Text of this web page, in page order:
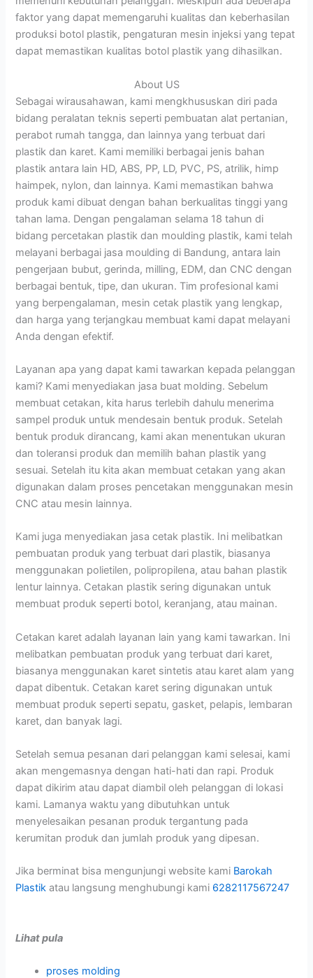
faktor yang dapat memengaruhi kualitas dan keberhasilan
produksi botol plastik, pengaturan mesin injeksi yang tepat
dapat memastikan kualitas botol plastik yang dihasilkan.
About US
Sebagai wirausahawan, kami mengkhususkan diri pada
bidang peralatan teknis seperti pembuatan alat pertanian,
perabot rumah tangga, dan lainnya yang terbuat dari
plastik dan karet. Kami memiliki berbagai jenis bahan
plastik antara lain HD, ABS, PP, LD, PVC, PS, atrilik, himp
haimpek, nylon, dan lainnya. Kami memastikan bahwa
produk kami dibuat dengan bahan berkualitas tinggi yang
tahan lama. Dengan pengalaman selama 18 tahun di
bidang percetakan plastik dan moulding plastik, kami telah
melayani berbagai jasa moulding di Bandung, antara lain
pengerjaan bubut, gerinda, milling, EDM, dan CNC dengan
berbagai bentuk, tipe, dan ukuran. Tim profesional kami
yang berpengalaman, mesin cetak plastik yang lengkap,
dan harga yang terjangkau membuat kami dapat melayani
Anda dengan efektif.
Layanan apa yang dapat kami tawarkan kepada pelanggan
kami? Kami menyediakan jasa buat molding. Sebelum
membuat cetakan, kita harus terlebih dahulu menerima
sampel produk untuk mendesain bentuk produk. Setelah
bentuk produk dirancang, kami akan menentukan ukuran
dan toleransi produk dan memilih bahan plastik yang
sesuai. Setelah itu kita akan membuat cetakan yang akan
digunakan dalam proses pencetakan menggunakan mesin
CNC atau mesin lainnya.
Kami juga menyediakan jasa cetak plastik. Ini melibatkan
pembuatan produk yang terbuat dari plastik, biasanya
menggunakan polietilen, polipropilena, atau bahan plastik
lentur lainnya. Cetakan plastik sering digunakan untuk
membuat produk seperti botol, keranjang, atau mainan.
Cetakan karet adalah layanan lain yang kami tawarkan. Ini
melibatkan pembuatan produk yang terbuat dari karet,
biasanya menggunakan karet sintetis atau karet alam yang
dapat dibentuk. Cetakan karet sering digunakan untuk
membuat produk seperti sepatu, gasket, pelapis, lembaran
karet, dan banyak lagi.
Setelah semua pesanan dari pelanggan kami selesai, kami
akan mengemasnya dengan hati-hati dan rapi. Produk
dapat dikirim atau dapat diambil oleh pelanggan di lokasi
kami. Lamanya waktu yang dibutuhkan untuk
menyelesaikan pesanan produk tergantung pada
kerumitan produk dan jumlah produk yang dipesan.
Jika berminat bisa mengunjungi website kami Barokah
Plastik atau langsung menghubungi kami 6282117567247
Lihat pula
proses molding